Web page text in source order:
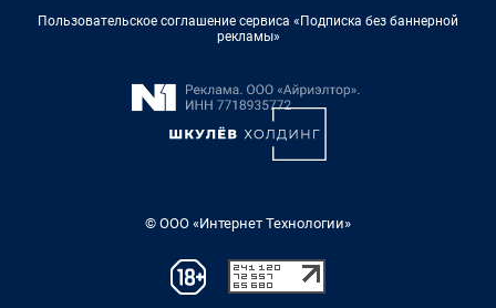
Пользовательское соглашение сервиса «Подписка без баннерной
рекламы»
© ООО «Интернет Технологии»